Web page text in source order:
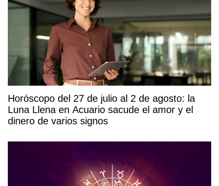
Horóscopo del 27 de julio al 2 de agosto: la
Luna Llena en Acuario sacude el amor y el
dinero de varios signos